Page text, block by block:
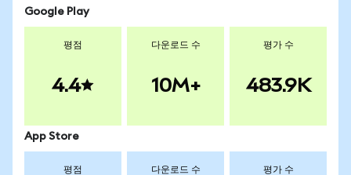
Google Play
평점
4.4
다운로드 수
10M+
평가 수
483.9K
App Store
평점 다운로드 수 평가 수